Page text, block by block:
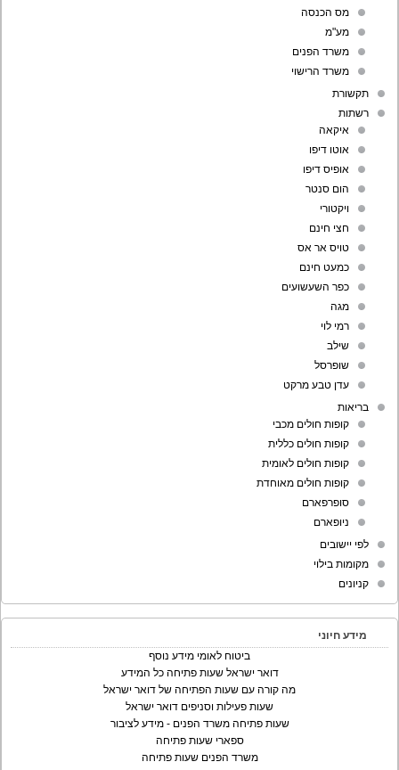
מס הכנסה
מע"מ
משרד הפנים
משרד הרישוי
תקשורת
רשתות
איקאה
אוטו דיפו
אופיס דיפו
הום סנטר
ויקטורי
חצי חינם
טויס אר אס
כמעט חינם
כפר השעשועים
מגה
רמי לוי
שילב
שופרסל
עדן טבע מרקט
בריאות
קופות חולים מכבי
קופות חולים כללית
קופות חולים לאומית
קופות חולים מאוחדת
סופרפארם
ניופארם
לפי יישובים
מקומות בילוי
קניונים
מידע חיוני
ביטוח לאומי מידע נוסף
דואר ישראל שעות פתיחה כל המידע
מה קורה עם שעות הפתיחה של דואר ישראל
שעות פעילות וסניפים דואר ישראל
שעות פתיחה משרד הפנים - מידע לציבור
ספארי שעות פתיחה
משרד הפנים שעות פתיחה